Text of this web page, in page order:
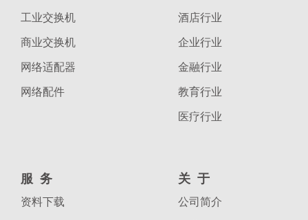
工业交换机
商业交换机
网络适配器
网络配件
酒店行业
企业行业
金融行业
教育行业
医疗行业
服务
资料下载
关于
公司简介